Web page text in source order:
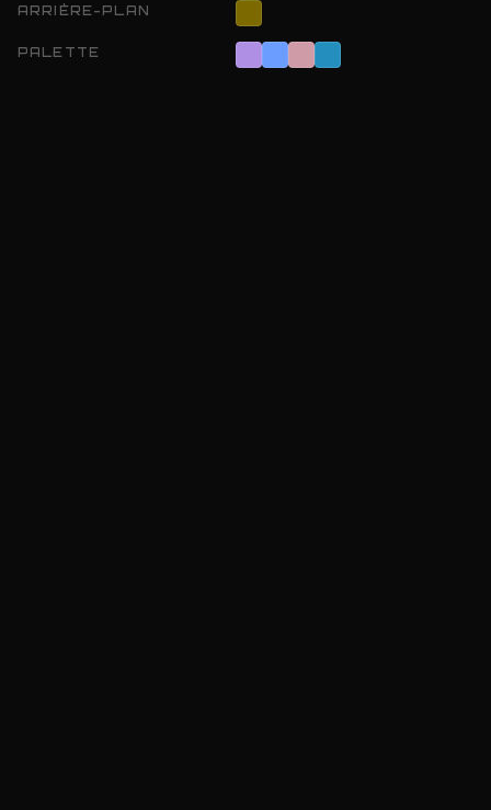
ARRIÈRE-PLAN
PALETTE